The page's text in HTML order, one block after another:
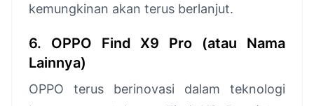
kemungkinan akan terus berlanjut.
6. OPPO Find X9 Pro (atau Nama
Lainnya)
OPPO terus berinovasi dalam teknologi